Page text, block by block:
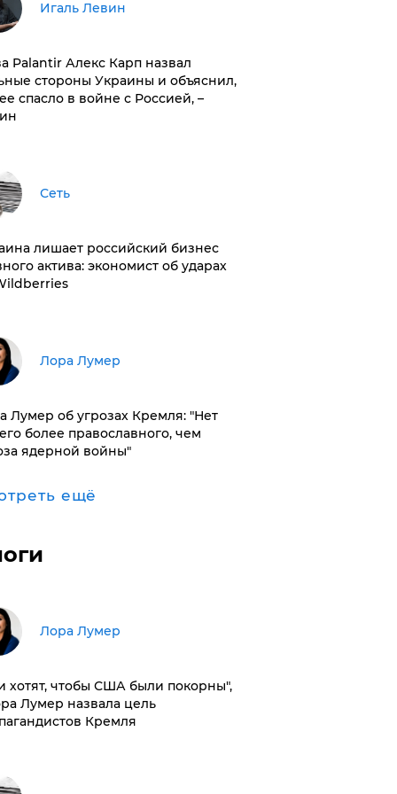
Игаль Левин
Palantir Алекс Карп назвал
стороны Украины и объяснил,
спасло в войне с Россией, –
Сеть
лишает российский бизнес
актива: экономист об ударах
​Лора Лумер
Лумер об угрозах Кремля: "Нет
более православного, чем
ядерной войны"
ещё
​Лора Лумер
хотят, чтобы США были покорны",
Лумер назвала цель
Кремля